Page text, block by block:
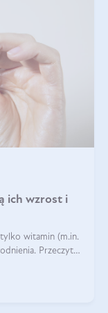
ich wzrost i
witamin (m.in.
Przeczytaj